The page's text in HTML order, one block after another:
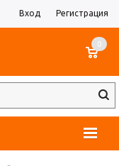
Вход Регистрация
0